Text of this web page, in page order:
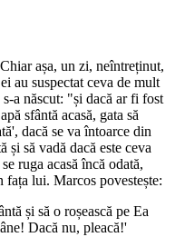
așa, un zi, neîntreținut,
au suspectat ceva de mult
a născut: "și dacă ar fi fost
sfântă acasă, gata să
dacă se va întoarce din
și să vadă dacă este ceva
ruga acasă încă odată,
lui. Marcos povestește:
și să o roșească pe Ea
Dacă nu, pleacă!'